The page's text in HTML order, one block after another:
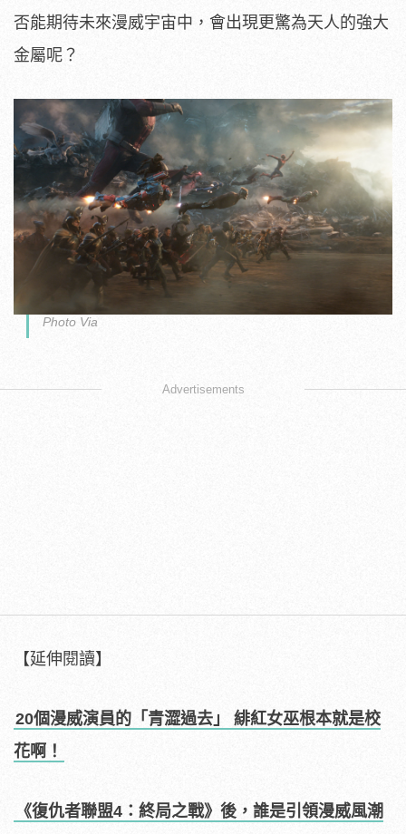
否能期待未來漫威宇宙中，會出現更驚為天人的強大
金屬呢？
Photo Via
Advertisements
【延伸閱讀】
20個漫威演員的「青澀過去」 緋紅女巫根本就是校
花啊！
《復仇者聯盟4：終局之戰》後，誰是引領漫威風潮